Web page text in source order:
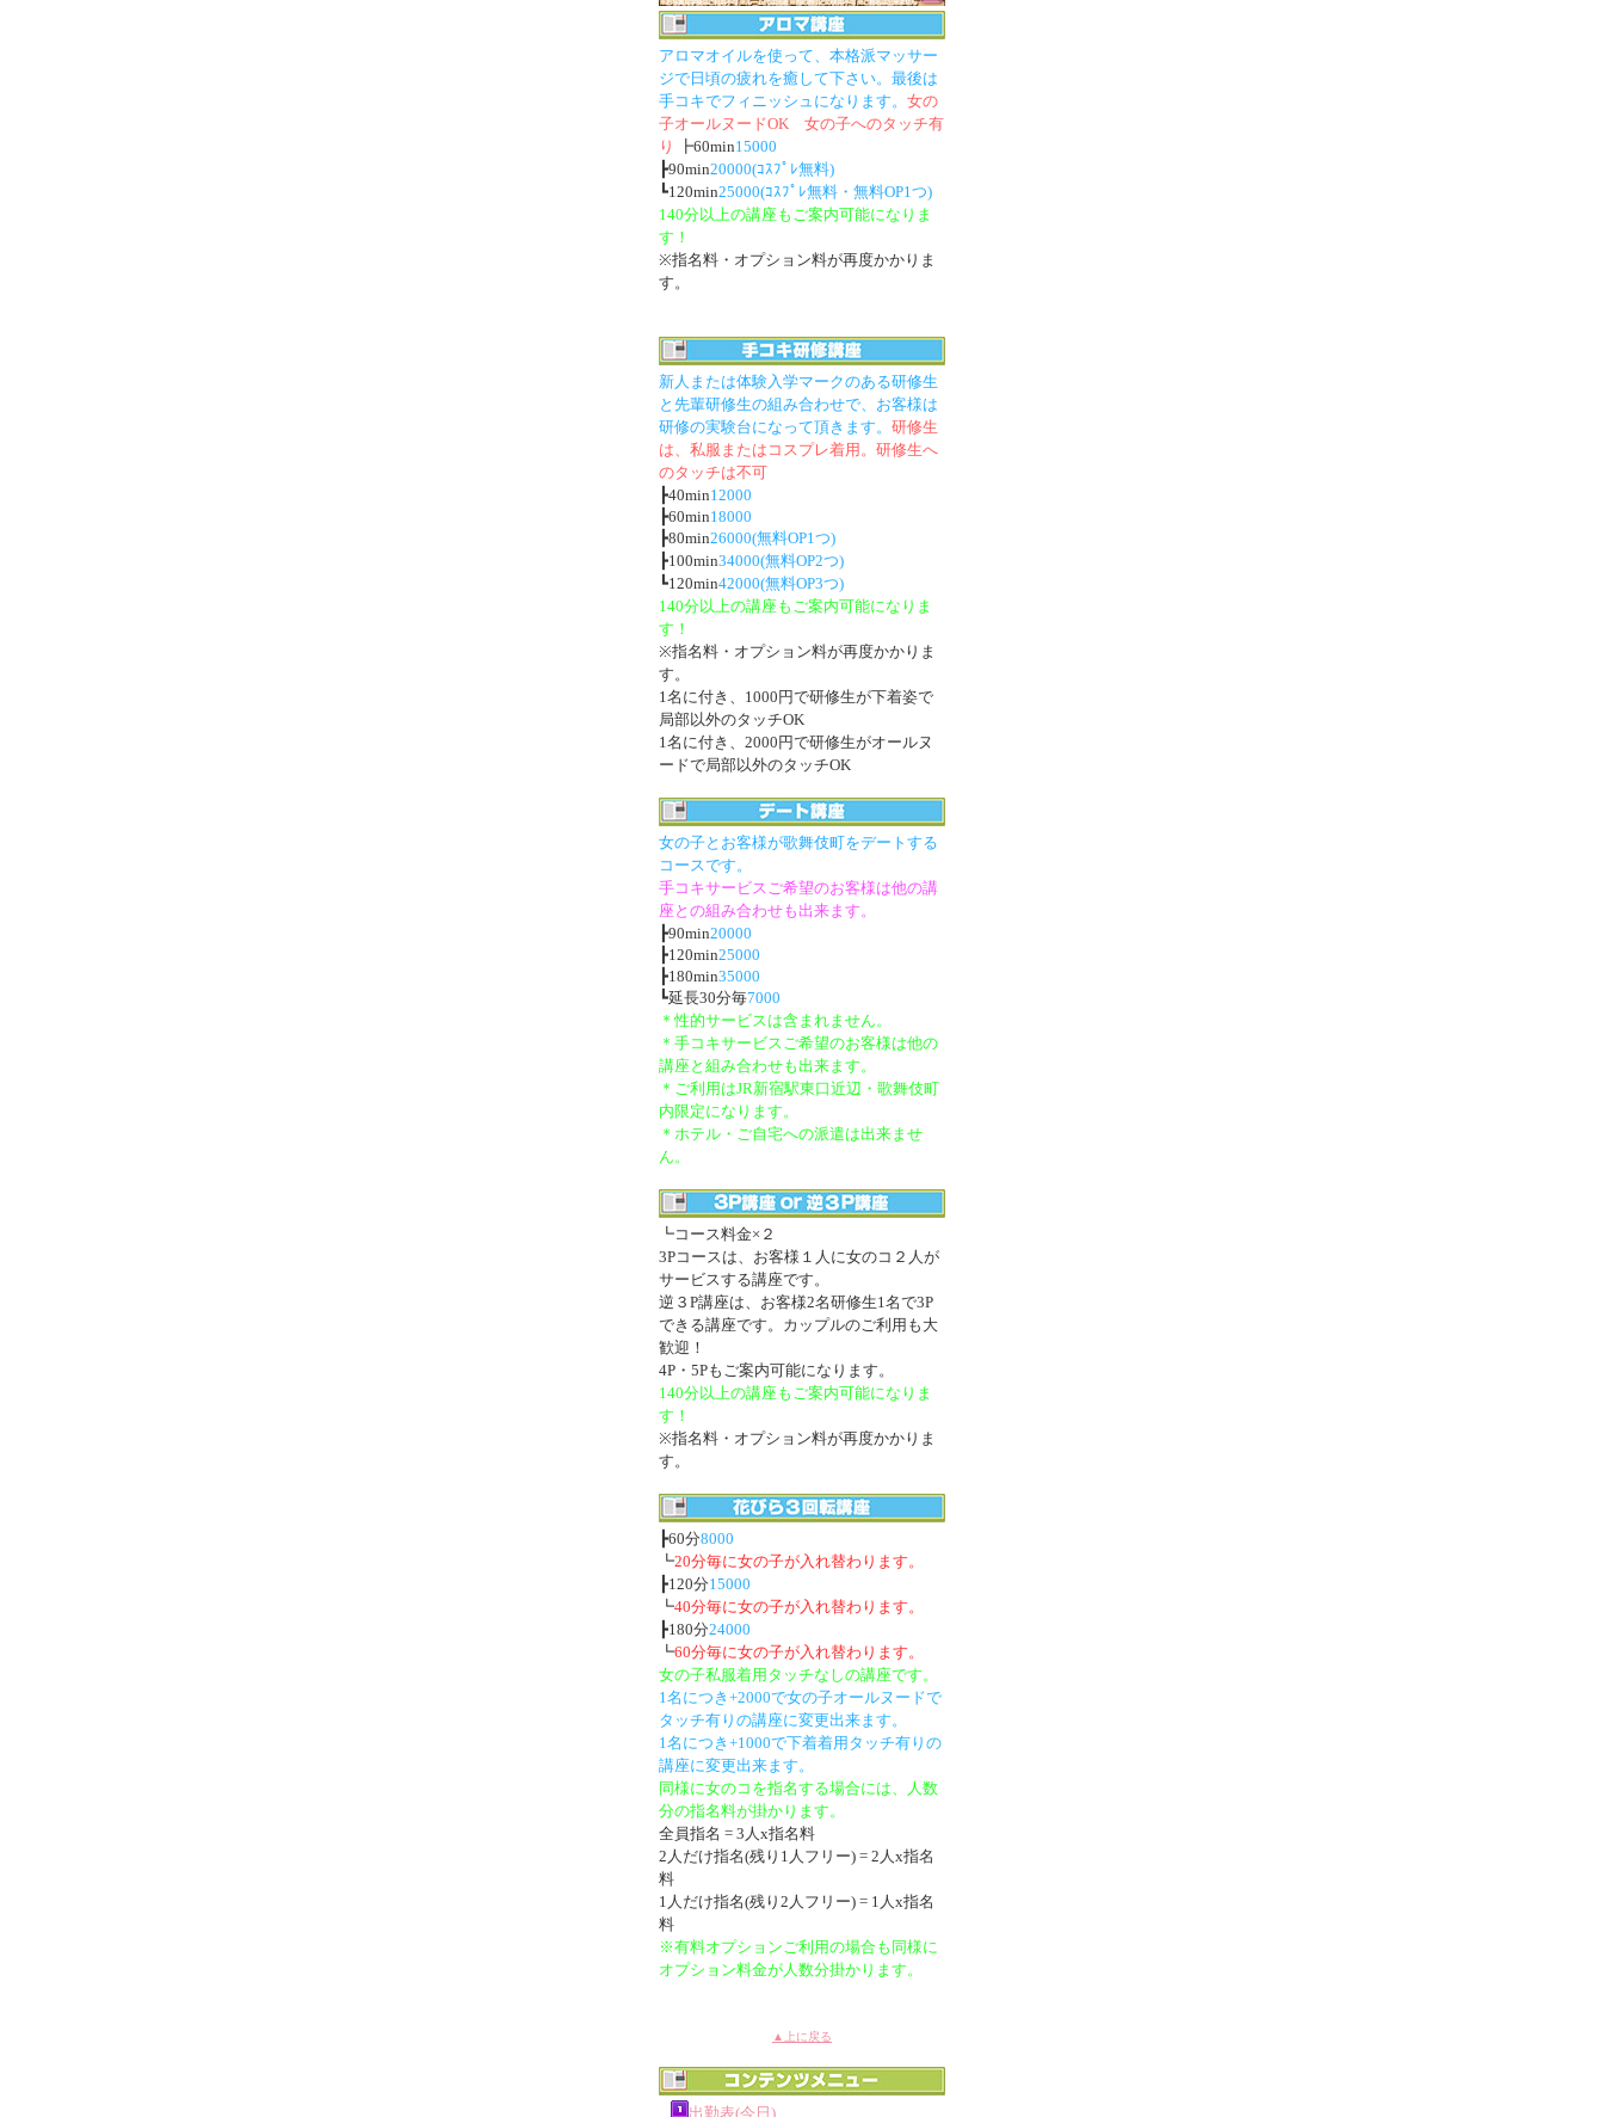
アロマオイルを使って、本格派マッサー
ジで日頃の疲れを癒して下さい。最後は
手コキでフィニッシュになります。 女の
子オールヌードOK 女の子へのタッチ有
り
┣60min15000
┣90min20000(ｺｽﾌﾟﾚ無料)
┗120min25000(ｺｽﾌﾟﾚ無料・無料OP1つ)
140分以上の講座もご案内可能になりま
す！
※指名料・オプション料が再度かかりま
す。
新人または体験入学マークのある研修生
と先輩研修生の組み合わせで、お客様は
研修の実験台になって頂きます。 研修生
は、私服またはコスプレ着用。研修生へ
のタッチは不可
┣40min12000
┣60min18000
┣80min26000(無料OP1つ)
┣100min34000(無料OP2つ)
┗120min42000(無料OP3つ)
140分以上の講座もご案内可能になりま
す！
※指名料・オプション料が再度かかりま
す。
1名に付き、1000円で研修生が下着姿で
局部以外のタッチOK
1名に付き、2000円で研修生がオールヌ
ードで局部以外のタッチOK
女の子とお客様が歌舞伎町をデートする
コースです。
手コキサービスご希望のお客様は他の講
座との組み合わせも出来ます。
┣90min20000
┣120min25000
┣180min35000
┗延長30分毎7000
＊性的サービスは含まれません。
＊手コキサービスご希望のお客様は他の
講座と組み合わせも出来ます。
＊ご利用はJR新宿駅東口近辺・歌舞伎町
内限定になります。
＊ホテル・ご自宅への派遣は出来ませ
ん。
┗コース料金×２
3Pコースは、お客様１人に女のコ２人が
サービスする講座です。
逆３P講座は、お客様2名研修生1名で3P
できる講座です。カップルのご利用も大
歓迎！
4P・5Pもご案内可能になります。
140分以上の講座もご案内可能になりま
す！
※指名料・オプション料が再度かかりま
す。
┣60分8000
┗20分毎に女の子が入れ替わります。
┣120分15000
┗40分毎に女の子が入れ替わります。
┣180分24000
┗60分毎に女の子が入れ替わります。
女の子私服着用タッチなしの講座です。
1名につき+2000で女の子オールヌードで
タッチ有りの講座に変更出来ます。
1名につき+1000で下着着用タッチ有りの
講座に変更出来ます。
同様に女のコを指名する場合には、人数
分の指名料が掛かります。
全員指名 = 3人x指名料
2人だけ指名(残り1人フリー) = 2人x指名
料
1人だけ指名(残り2人フリー) = 1人x指名
料
※有料オプションご利用の場合も同様に
オプション料金が人数分掛かります。
▲上に戻る
出勤表(今日)